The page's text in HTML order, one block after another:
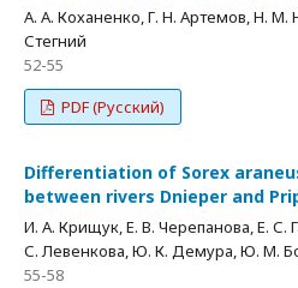
А. А. Коханенко, Г. Н. Артемов, Н.
Стегний
52-55
PDF (Русский)
Differentiation of Sorex
between rivers Dnieper and
И. А. Крищук, Е. В. Черепанова, Е. С.
С. Левенкова, Ю. К. Демура, Ю. М.
55-58